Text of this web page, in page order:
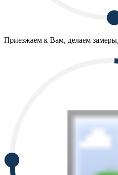
Приезжаем к Вам, делаем